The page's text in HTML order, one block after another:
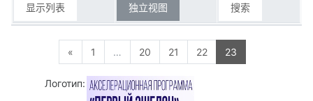
显示列表 独立视图 搜索
« 上一页
1 … 20页 2021 页 2122页 2223页 23
Логотип: